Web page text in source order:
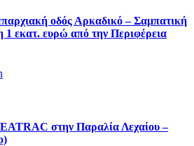
οδός Αρκαδικό – Σαμπατική
1 εκατ. ευρώ από την Περιφέρεια
στην Παραλία Λεχαίου –